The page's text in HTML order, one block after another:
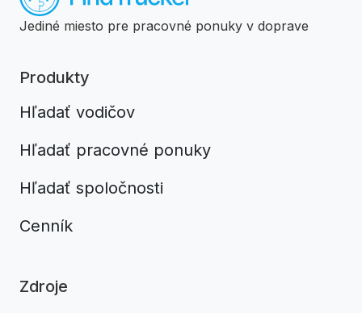
Jediné miesto pre pracovné ponuky v doprave
Produkty
Hľadať vodičov
Hľadať pracovné ponuky
Hľadať spoločnosti
Cenník
Zdroje